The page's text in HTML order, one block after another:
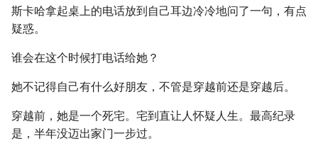
斯卡哈拿起桌上的电话放到自己耳边冷冷地问了一句，有点
疑惑。
谁会在这个时候打电话给她？
她不记得自己有什么好朋友，不管是穿越前还是穿越后。
穿越前，她是一个死宅。宅到直让人怀疑人生。最高纪录
是，半年没迈出家门一步过。